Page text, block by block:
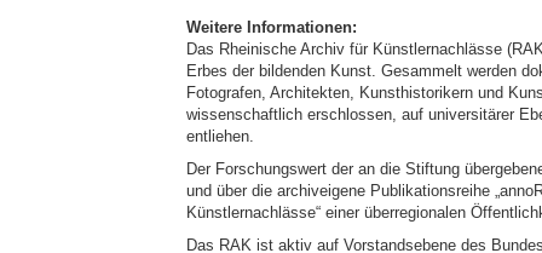
Weitere Informationen:
Das Rheinische Archiv für Künstlernachlässe
Erbes der bildenden Kunst. Gesammelt werden
Fotografen, Architekten, Kunsthistorikern und
wissenschaftlich erschlossen, auf universitärer
entliehen.
Der Forschungswert der an die Stiftung
und über die archiveigene Publikationsreihe
Künstlernachlässe“ einer überregionalen
Das RAK ist aktiv auf Vorstandsebene des